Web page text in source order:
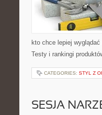
kto chce lepiej
Testy i rankingi
CATEGORIES: STYL Z
SESJA